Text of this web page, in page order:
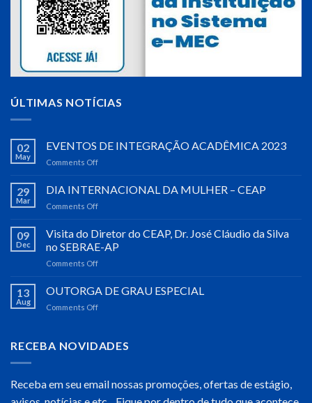
ÚLTIMAS NOTÍCIAS
02
May
EVENTOS DE INTEGRAÇÃO ACADÊMICA 2023
Comments Off
DE
29
Mar
DIA INTERNACIONAL DA MULHER – CEAP
Comments Off
INTERNACIONAL
DA
MULHER
09
Dec
Visita do Diretor do CEAP, Dr. José Cláudio da Silva
no SEBRAE-AP
Comments Off
do
José
Silva
13
Aug
OUTORGA DE GRAU ESPECIAL
Comments Off
GRAU
RECEBA NOVIDADES
Receba em seu email nossas promoções, ofertas de estágio,